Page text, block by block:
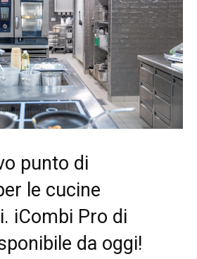
punto di
le cucine
iCombi Pro di
da oggi!